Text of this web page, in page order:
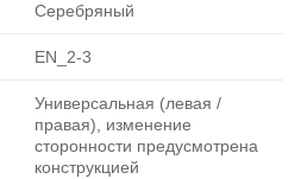
Серебряный
EN_2-3
Универсальная (левая /
правая), изменение
сторонности предусмотрена
конструкцией